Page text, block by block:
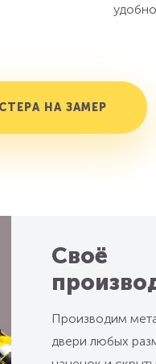
НА ЗАМЕР
Своё
Производим
двери любых